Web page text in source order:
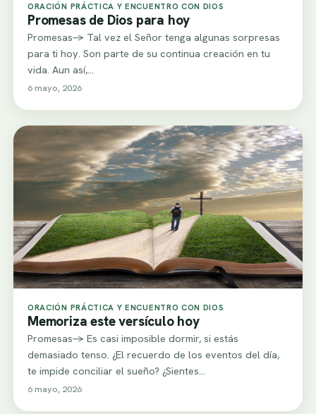
ORACIÓN PRÁCTICA Y ENCUENTRO CON DIOS
Promesas de Dios para hoy
Promesas-> Tal vez el Señor tenga algunas sorpresas
para ti hoy. Son parte de su continua creación en tu
vida. Aun así,…
6 mayo, 2026
ORACIÓN PRÁCTICA Y ENCUENTRO CON DIOS
Memoriza este versículo hoy
Promesas-> Es casi imposible dormir, si estás
demasiado tenso. ¿El recuerdo de los eventos del día,
te impide conciliar el sueño? ¿Sientes…
6 mayo, 2026